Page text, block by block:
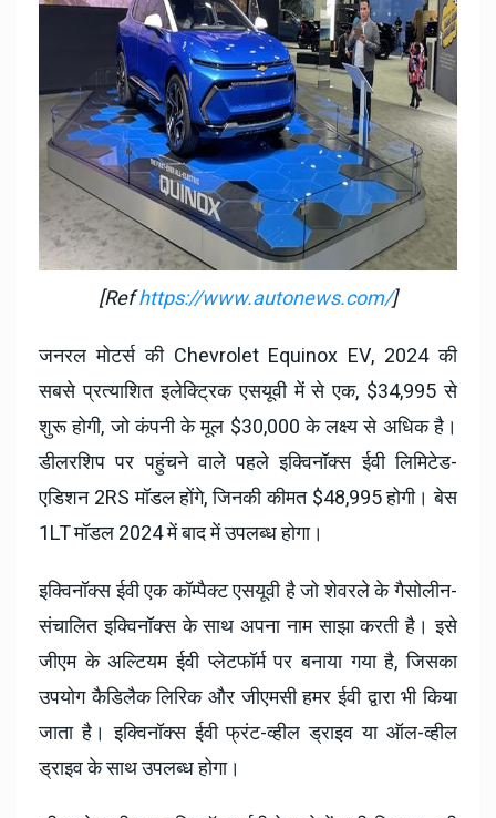
[Refhttps://www.autonews.com/]
जनरल मोटर्स की Chevrolet Equinox EV, 2024 की
सबसे प्रत्याशित इलेक्ट्रिक एसयूवी में से एक, $34,995 से
शुरू होगी, जो कंपनी के मूल $30,000 के लक्ष्य से अधिक है।
डीलरशिप पर पहुंचने वाले पहले इक्विनॉक्स ईवी लिमिटेड-
एडिशन 2RS मॉडल होंगे, जिनकी कीमत $48,995 होगी। बेस
1LT मॉडल 2024 में बाद में उपलब्ध होगा।
इक्विनॉक्स ईवी एक कॉम्पैक्ट एसयूवी है जो शेवरले के गैसोलीन-
संचालित इक्विनॉक्स के साथ अपना नाम साझा करती है। इसे
जीएम के अल्टियम ईवी प्लेटफॉर्म पर बनाया गया है, जिसका
उपयोग कैडिलैक लिरिक और जीएमसी हमर ईवी द्वारा भी किया
जाता है। इक्विनॉक्स ईवी फ्रंट-व्हील ड्राइव या ऑल-व्हील
ड्राइव के साथ उपलब्ध होगा।